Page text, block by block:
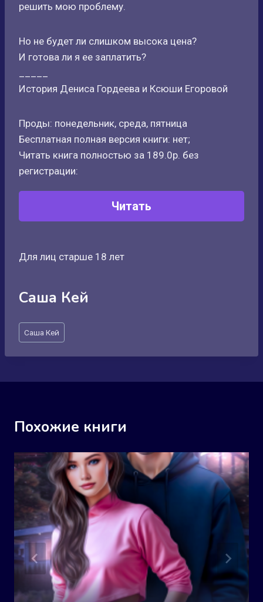
решить мою проблему.
Но не будет ли слишком высока цена?
И готова ли я ее заплатить?
История Дениса Гордеева и Ксюши Егоровой
Проды: понедельник, среда, пятница
Бесплатная полная версия книги: нет;
Читать книга полностью за 189.0р. без
регистрации:
Читать
Для лиц старше 18 лет
Саша Кей
Метки
записи:
Саша Кей
Похожие книги